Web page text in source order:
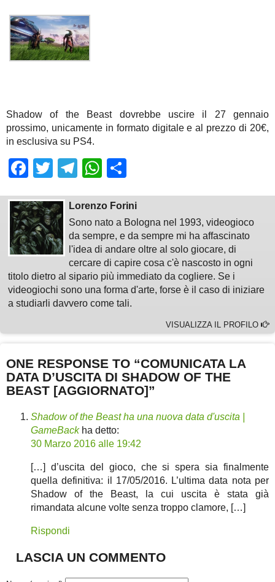
Shadow of the Beast dovrebbe uscire il 27 gennaio
prossimo, unicamente in formato digitale e al prezzo di 20€,
in esclusiva su PS4.
Facebook
TwitterTelegram
WhatsApp
Lorenzo Forini
Sono nato a Bologna nel 1993, videogioco
da sempre, e da sempre mi ha affascinato
l'idea di andare oltre al solo giocare, di
cercare di capire cosa c'è nascosto in ogni
titolo dietro al sipario più immediato da cogliere. Se i
videogiochi sono una forma d'arte, forse è il caso di iniziare
a studiarli davvero come tali.
VISUALIZZA IL PROFILO
ONE RESPONSE TO “COMUNICATA LA
DATA D’USCITA DI SHADOW OF THE
BEAST [AGGIORNATO]”
Shadow of the Beast ha una nuova data d'uscita |
GameBack ha detto:
30 Marzo 2016 alle 19:42
[…] d’uscita del gioco, che si spera sia finalmente
quella definitiva: il 17/05/2016. L’ultima data nota per
Shadow of the Beast, la cui uscita è stata già
rimandata alcune volte senza troppo clamore, […]
Rispondi
LASCIA UN COMMENTO